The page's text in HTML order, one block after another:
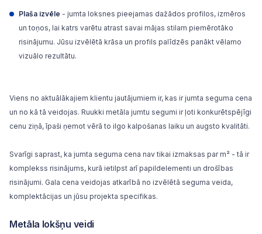
Plaša izvēle - jumta loksnes pieejamas dažādos profilos, izmēros
un toņos, lai katrs varētu atrast savai mājas stilam piemērotāko
risinājumu. Jūsu izvēlētā krāsa un profils palīdzēs panākt vēlamo
vizuālo rezultātu.
Viens no aktuālākajiem klientu jautājumiem ir, kas ir jumta seguma cena
un no kā tā veidojas. Ruukki metāla jumtu segumi ir ļoti konkurētspējīgi
cenu ziņā, īpaši ņemot vērā to ilgo kalpošanas laiku un augsto kvalitāti.
Svarīgi saprast, ka jumta seguma cena nav tikai izmaksas par m² - tā ir
komplekss risinājums, kurā ietilpst arī papildelementi un drošības
risinājumi. Gala cena veidojas atkarībā no izvēlētā seguma veida,
komplektācijas un jūsu projekta specifikas.
Metāla lokšņu veidi